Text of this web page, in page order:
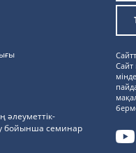
бойынша семинар
Сайт